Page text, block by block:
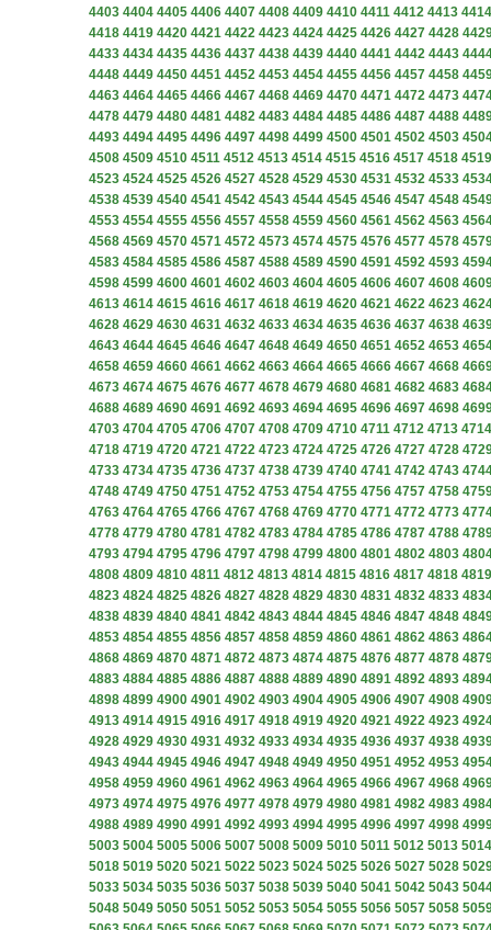
4403 4404 4405 4406 4407 4408 4409 4410 4411 4412 4413 4414
4418 4419 4420 4421 4422 4423 4424 4425 4426 4427 4428
4433 4434 4435 4436 4437 4438 4439 4440 4441 4442 4443
4448 4449 4450 4451 4452 4453 4454 4455 4456 4457 4458
4463 4464 4465 4466 4467 4468 4469 4470 4471 4472 4473
4478 4479 4480 4481 4482 4483 4484 4485 4486 4487 4488
4493 4494 4495 4496 4497 4498 4499 4500 4501 4502 4503
4508 4509 4510 4511 4512 4513 4514 4515 4516 4517 4518 4519
4523 4524 4525 4526 4527 4528 4529 4530 4531 4532 4533
4538 4539 4540 4541 4542 4543 4544 4545 4546 4547 4548
4553 4554 4555 4556 4557 4558 4559 4560 4561 4562 4563
4568 4569 4570 4571 4572 4573 4574 4575 4576 4577 4578
4583 4584 4585 4586 4587 4588 4589 4590 4591 4592 4593
4598 4599 4600 4601 4602 4603 4604 4605 4606 4607 4608
4613 4614 4615 4616 4617 4618 4619 4620 4621 4622 4623
4628 4629 4630 4631 4632 4633 4634 4635 4636 4637 4638
4643 4644 4645 4646 4647 4648 4649 4650 4651 4652 4653
4658 4659 4660 4661 4662 4663 4664 4665 4666 4667 4668
4673 4674 4675 4676 4677 4678 4679 4680 4681 4682 4683
4688 4689 4690 4691 4692 4693 4694 4695 4696 4697 4698
4703 4704 4705 4706 4707 4708 4709 4710 4711 4712 4713 4714
4718 4719 4720 4721 4722 4723 4724 4725 4726 4727 4728
4733 4734 4735 4736 4737 4738 4739 4740 4741 4742 4743
4748 4749 4750 4751 4752 4753 4754 4755 4756 4757 4758
4763 4764 4765 4766 4767 4768 4769 4770 4771 4772 4773
4778 4779 4780 4781 4782 4783 4784 4785 4786 4787 4788
4793 4794 4795 4796 4797 4798 4799 4800 4801 4802 4803
4808 4809 4810 4811 4812 4813 4814 4815 4816 4817 4818 4819
4823 4824 4825 4826 4827 4828 4829 4830 4831 4832 4833
4838 4839 4840 4841 4842 4843 4844 4845 4846 4847 4848
4853 4854 4855 4856 4857 4858 4859 4860 4861 4862 4863
4868 4869 4870 4871 4872 4873 4874 4875 4876 4877 4878
4883 4884 4885 4886 4887 4888 4889 4890 4891 4892 4893
4898 4899 4900 4901 4902 4903 4904 4905 4906 4907 4908
4913 4914 4915 4916 4917 4918 4919 4920 4921 4922 4923
4928 4929 4930 4931 4932 4933 4934 4935 4936 4937 4938
4943 4944 4945 4946 4947 4948 4949 4950 4951 4952 4953
4958 4959 4960 4961 4962 4963 4964 4965 4966 4967 4968
4973 4974 4975 4976 4977 4978 4979 4980 4981 4982 4983
4988 4989 4990 4991 4992 4993 4994 4995 4996 4997 4998
5003 5004 5005 5006 5007 5008 5009 5010 5011 5012 5013 5014
5018 5019 5020 5021 5022 5023 5024 5025 5026 5027 5028
5033 5034 5035 5036 5037 5038 5039 5040 5041 5042 5043
5048 5049 5050 5051 5052 5053 5054 5055 5056 5057 5058